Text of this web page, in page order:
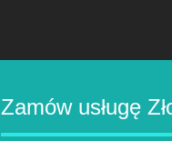
Zamów usługę